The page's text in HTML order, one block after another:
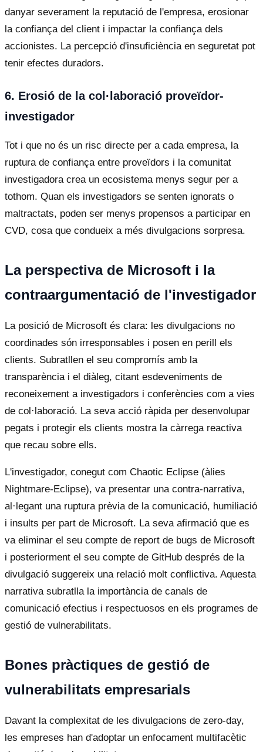
danyar severament la reputació de l'empresa, erosionar
la confiança del client i impactar la confiança dels
accionistes. La percepció d'insuficiència en seguretat pot
tenir efectes duradors.
6. Erosió de la col·laboració proveïdor-
investigador
Tot i que no és un risc directe per a cada empresa, la
ruptura de confiança entre proveïdors i la comunitat
investigadora crea un ecosistema menys segur per a
tothom. Quan els investigadors se senten ignorats o
maltractats, poden ser menys propensos a participar en
CVD, cosa que condueix a més divulgacions sorpresa.
La perspectiva de Microsoft i la
contraargumentació de l'investigador
La posició de Microsoft és clara: les divulgacions no
coordinades són irresponsables i posen en perill els
clients. Subratllen el seu compromís amb la
transparència i el diàleg, citant esdeveniments de
reconeixement a investigadors i conferències com a vies
de col·laboració. La seva acció ràpida per desenvolupar
pegats i protegir els clients mostra la càrrega reactiva
que recau sobre ells.
L'investigador, conegut com Chaotic Eclipse (àlies
Nightmare-Eclipse), va presentar una contra-narrativa,
al·legant una ruptura prèvia de la comunicació, humiliació
i insults per part de Microsoft. La seva afirmació que es
va eliminar el seu compte de report de bugs de Microsoft
i posteriorment el seu compte de GitHub després de la
divulgació suggereix una relació molt conflictiva. Aquesta
narrativa subratlla la importància de canals de
comunicació efectius i respectuosos en els programes de
gestió de vulnerabilitats.
Bones pràctiques de gestió de
vulnerabilitats empresarials
Davant la complexitat de les divulgacions de zero-day,
les empreses han d'adoptar un enfocament multifacètic